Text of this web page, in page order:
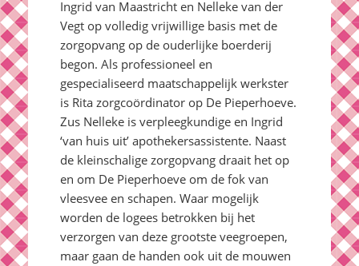
Ingrid van Maastricht en Nelleke van der
Vegt op volledig vrijwillige basis met de
zorgopvang op de ouderlijke boerderij
begon. Als professioneel en
gespecialiseerd maatschappelijk werkster
is Rita zorgcoördinator op De Pieperhoeve.
Zus Nelleke is verpleegkundige en Ingrid
‘van huis uit’ apothekersassistente. Naast
de kleinschalige zorgopvang draait het op
en om De Pieperhoeve om de fok van
vleesvee en schapen. Waar mogelijk
worden de logees betrokken bij het
verzorgen van deze grootste veegroepen,
maar gaan de handen ook uit de mouwen